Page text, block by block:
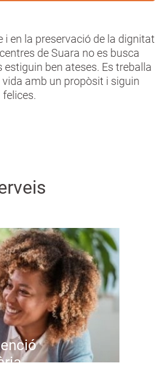
i en la preservació de la dignitat
de Suara no es busca
estiguin ben ateses. Es treballa
amb un propòsit i siguin
felices.